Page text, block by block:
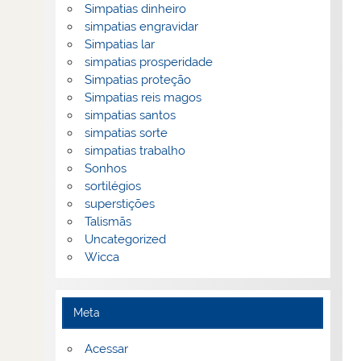
Simpatias dinheiro
simpatias engravidar
Simpatias lar
simpatias prosperidade
Simpatias proteção
Simpatias reis magos
simpatias santos
simpatias sorte
simpatias trabalho
Sonhos
sortilégios
superstições
Talismãs
Uncategorized
Wicca
Meta
Acessar